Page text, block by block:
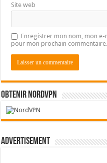
Site web
Enregistrer mon nom, mon
pour mon prochain commentaire.
Obtenir NordVPN
Advertisement